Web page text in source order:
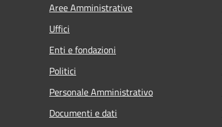
Aree Amministrative
Uffici
Enti e fondazioni
Politici
Personale Amministrativo
Documenti e dati